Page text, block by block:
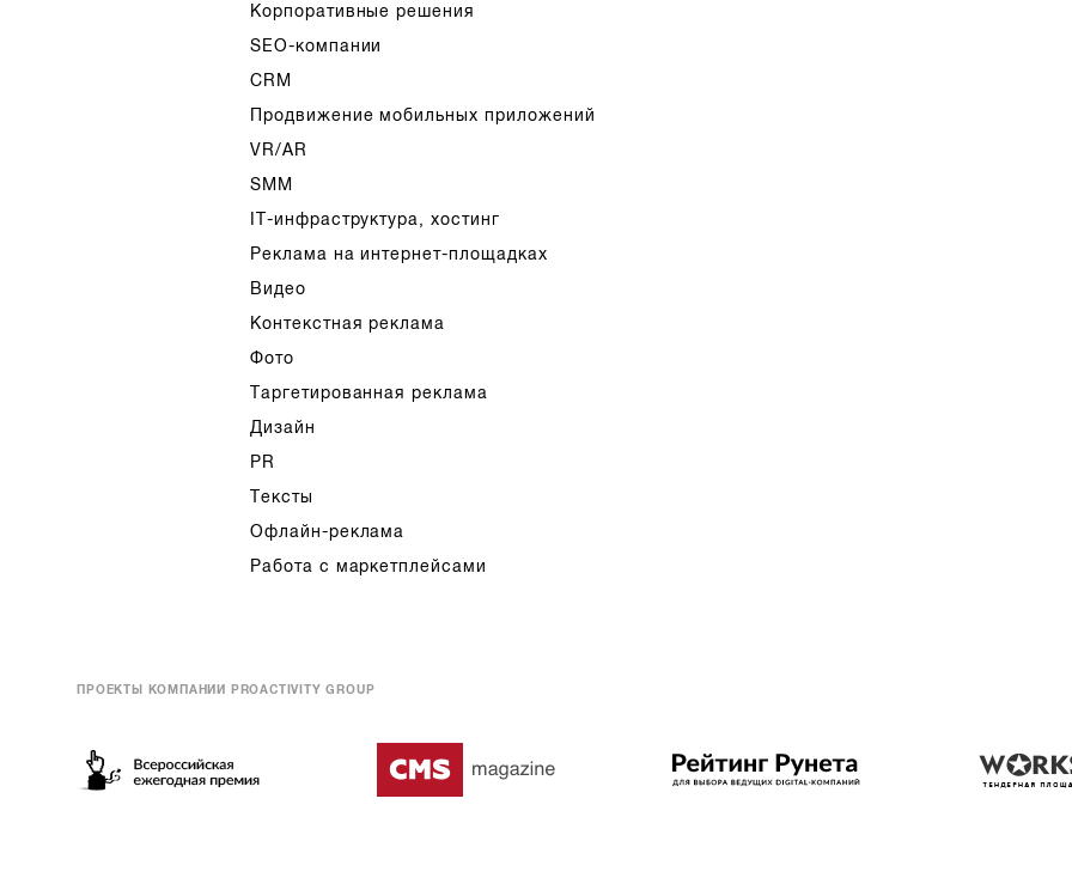
Корпоративные решения
SEO-компании
CRM
Продвижение мобильных приложений
VR/AR
SMM
IT-инфраструктура, хостинг
Реклама на интернет-площадках
Видео
Контекстная реклама
Фото
Таргетированная реклама
Дизайн
PR
Тексты
Офлайн-реклама
Работа с маркетплейсами
ПРОЕКТЫ КОМПАНИИ PROACTIVITY GROUP